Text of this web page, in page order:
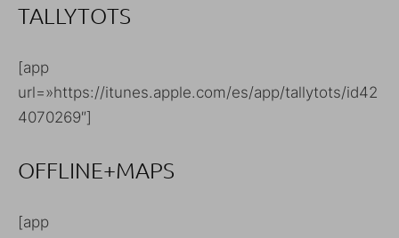
TALLYTOTS
[app
url=»https://itunes.apple.com/es/app/tallytots/id42
4070269″]
OFFLINE+MAPS
[app